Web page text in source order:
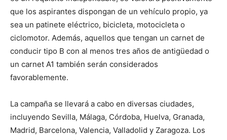
que los aspirantes dispongan de un vehículo propio, ya
sea un patinete eléctrico, bicicleta, motocicleta o
ciclomotor. Además, aquellos que tengan un carnet de
conducir tipo B con al menos tres años de antigüedad o
un carnet A1 también serán considerados
favorablemente.
La campaña se llevará a cabo en diversas ciudades,
incluyendo Sevilla, Málaga, Córdoba, Huelva, Granada,
Madrid, Barcelona, Valencia, Valladolid y Zaragoza. Los